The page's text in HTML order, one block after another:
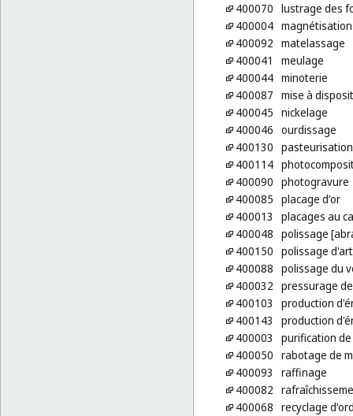
400070 lustrage des
400004 magnétisation
400092 matelassage
400041
meulage
400044 minoterie
400087 mise à
400045 nickelage
400046 ourdissage
400130
400114
400090 photogravure
400085 placage d'or
400013
placages au
400048 polissage
400150 polissage
400088 polissage du
400032 pressurage
400103
production
400143
production
400003
purification de
400050 rabotage de
400093
raffinage
400082
400068 recyclage